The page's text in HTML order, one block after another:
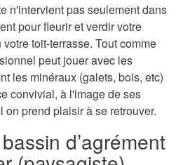
n'intervient pas seulement dans
pour fleurir et verdir votre
toit-terrasse. Tout comme
peut jouer avec les
les minéraux (galets, bois, etc)
convivial, à l'image de ses
prend plaisir à se retrouver.
d’agrément